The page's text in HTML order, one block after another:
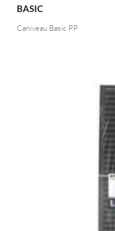
BASIC
Caniveau Basic PP